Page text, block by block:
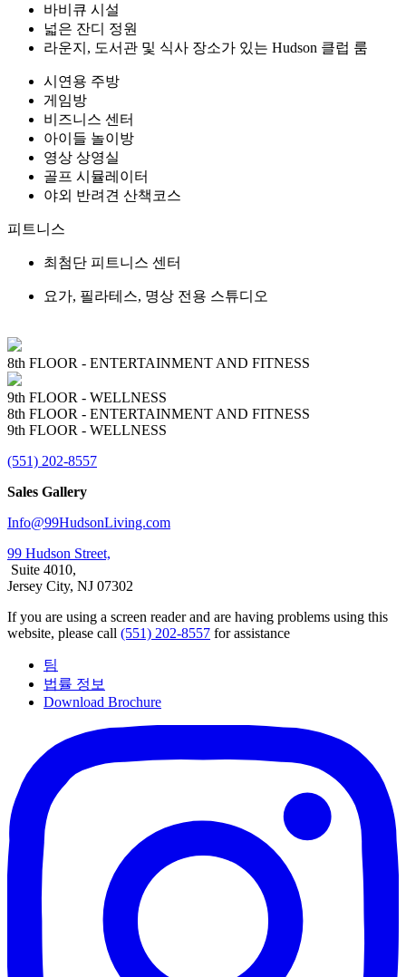
바비큐 시설
넓은 잔디 정원
라운지, 도서관 및 식사 장소가 있는 Hudson 클럽 룸
시연용 주방
게임방
비즈니스 센터
아이들 놀이방
영상 상영실
골프 시뮬레이터
야외 반려견 산책코스
피트니스
최첨단 피트니스 센터
요가, 필라테스, 명상 전용 스튜디오
8th FLOOR - ENTERTAINMENT AND FITNESS
9th FLOOR - WELLNESS
8th FLOOR - ENTERTAINMENT AND FITNESS
9th FLOOR - WELLNESS
(551) 202-8557
Sales Gallery
Info@99HudsonLiving.com
99 Hudson Street,
Suite 4010,
Jersey City, NJ 07302
If you are using a screen reader and are having problems using this
website, please call (551) 202-8557 for assistance
팀
법률 정보
Download Brochure